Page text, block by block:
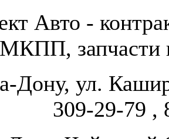
Авто -
МКПП, запчасти
Дону, ул.
309-29-79 ,